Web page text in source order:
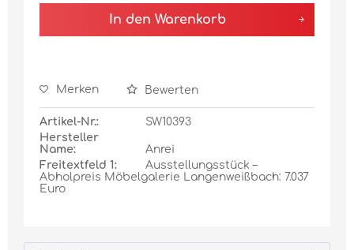
In den Warenkorb
Merken Bewerten
Artikel-Nr.:
SW10393
Hersteller
Name:
Anrei
Freitextfeld 1:
Ausstellungsstück –
Abholpreis Möbelgalerie Langenweißbach: 7.037
Euro